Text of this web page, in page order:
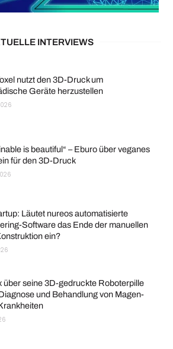
INTERVIEWS
nutzt den 3D-Druck um
Geräte herzustellen
is beautiful“ – Eburo über veganes
für den 3D-Druck
Läutet nureos automatisierte
Software das Ende der manuellen
ein?
über seine 3D-gedruckte Roboterpille
und Behandlung von Magen-